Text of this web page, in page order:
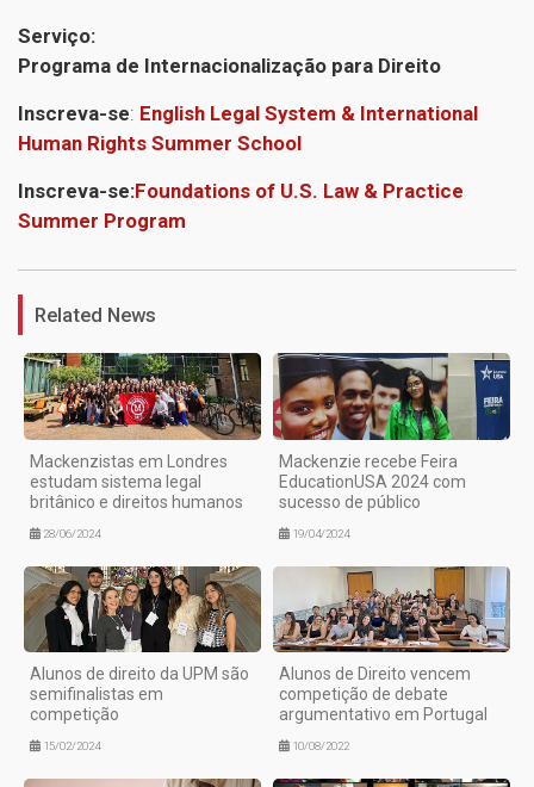
Serviço:
Programa de Internacionalização para Direito
Inscreva-se: English Legal System & International
Human Rights Summer School
Inscreva-se:Foundations of U.S. Law & Practice
Summer Program
Related News
Mackenzistas em Londres
estudam sistema legal
britânico e direitos humanos
28/06/2024
Mackenzie recebe Feira
EducationUSA 2024 com
sucesso de público
19/04/2024
Alunos de direito da UPM são
semifinalistas em
competição
15/02/2024
Alunos de Direito vencem
competição de debate
argumentativo em Portugal
10/08/2022